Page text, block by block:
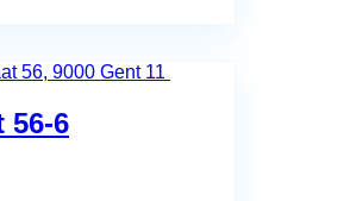
56, 9000 Gent 11
56-6